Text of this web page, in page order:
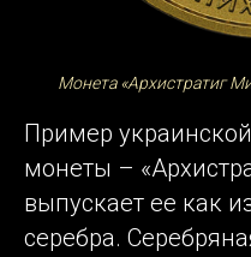
Монета«Архистратиг
Пример
монеты –
выпускает ее как
серебра.